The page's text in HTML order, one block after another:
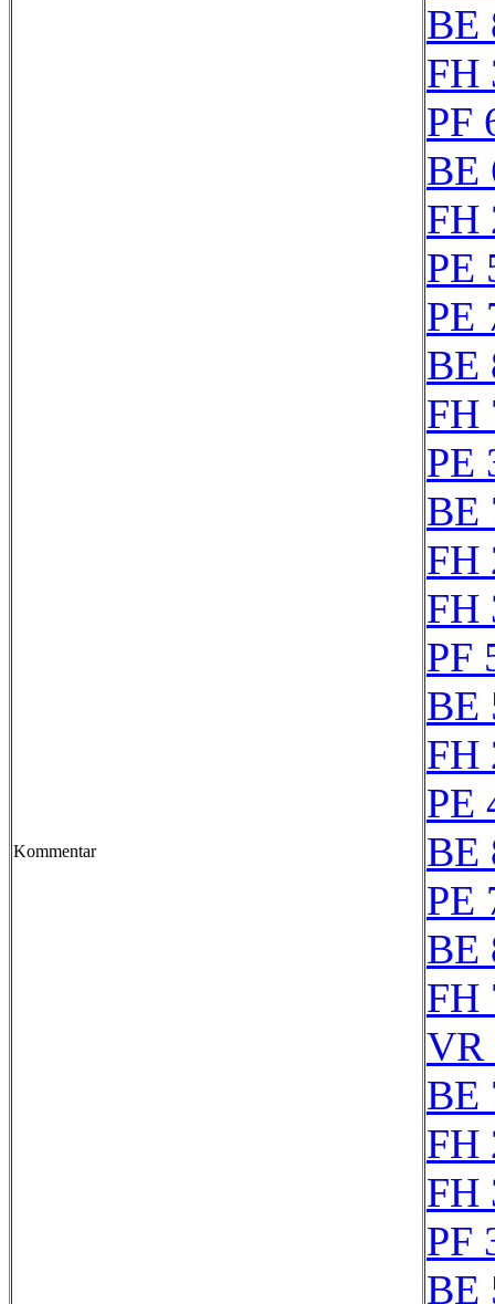
Kommentar
BE
FH
PF
BE
FH
PE
PE
BE
FH
PE
BE
FH
FH
PF
BE
FH
PE
BE
PE
BE
FH
VR
BE
FH
FH
PF
BE